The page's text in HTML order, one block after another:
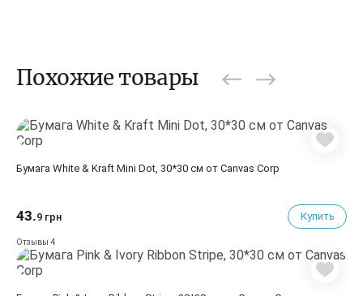
Похожие товары
Бумага White & Kraft Mini Dot, 30*30 см от Canvas Corp
43.9 грн Купить
Отзывы 4